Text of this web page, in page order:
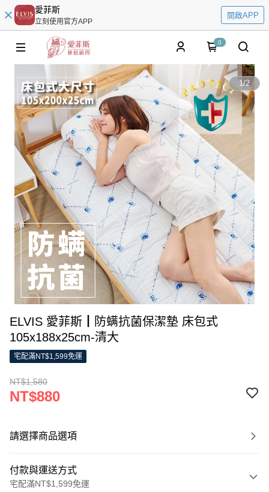
愛菲斯
立刻使用官方APP
開啟APP
0
1/2
ELVIS 愛菲斯┃防螨抗菌保潔墊 床包式
105x188x25cm-清大
宅配滿NT$1,599免運
NT$1,580
NT$880
請選擇商品選項
付款與運送方式
宅配滿NT$1,599免運